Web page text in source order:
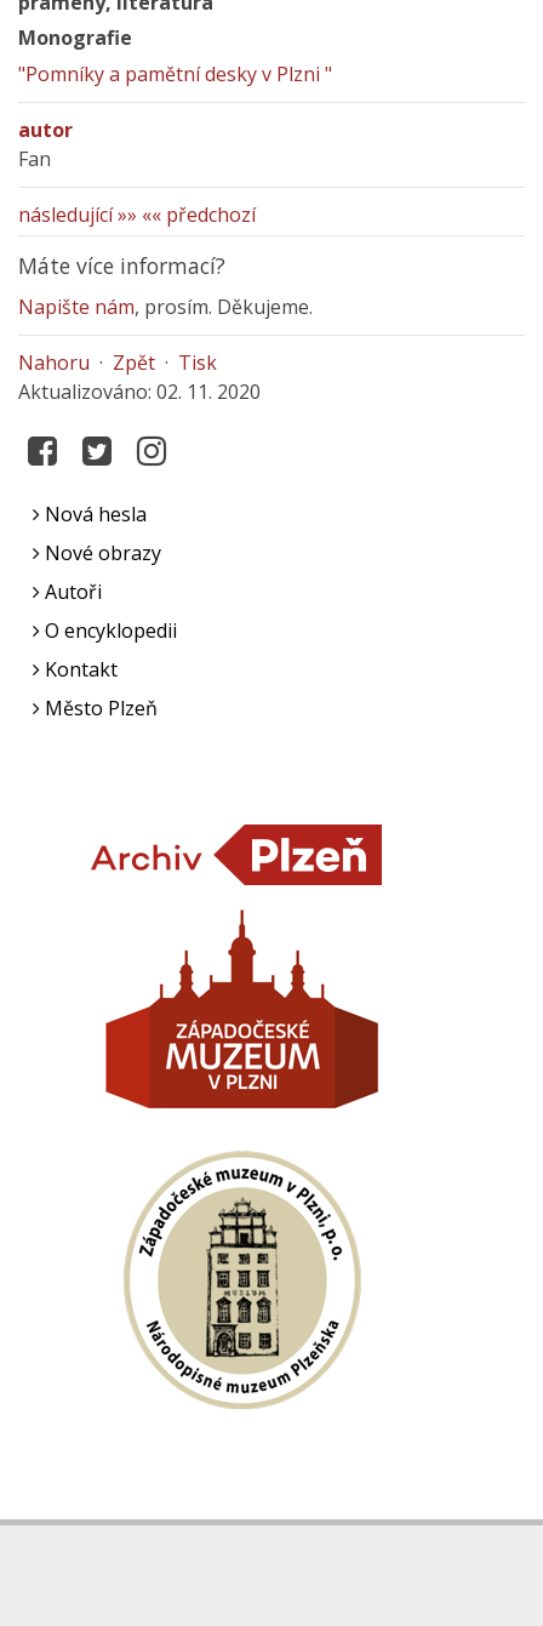
Monografie
"Pomníky a pamětní desky v Plzni "
autor
Fan
následující »» «« předchozí
Máte více informací?
Napište nám, prosím. Děkujeme.
Nahoru · Zpět · Tisk
Aktualizováno: 02. 11. 2020
Nová hesla
Nové obrazy
Autoři
O encyklopedii
Kontakt
Město Plzeň